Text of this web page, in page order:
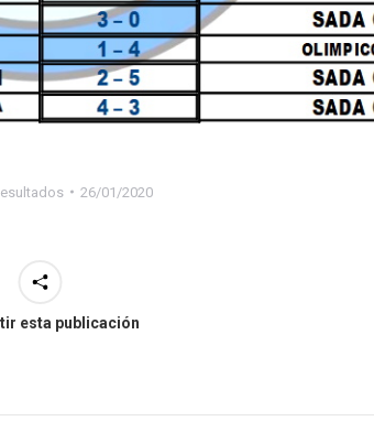
26/01/2020
esta publicación